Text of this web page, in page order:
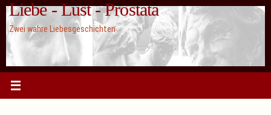
Zum
Inhalt
springen
Liebe - Lust - Prostata
Zwei wahre Liebesgeschichten